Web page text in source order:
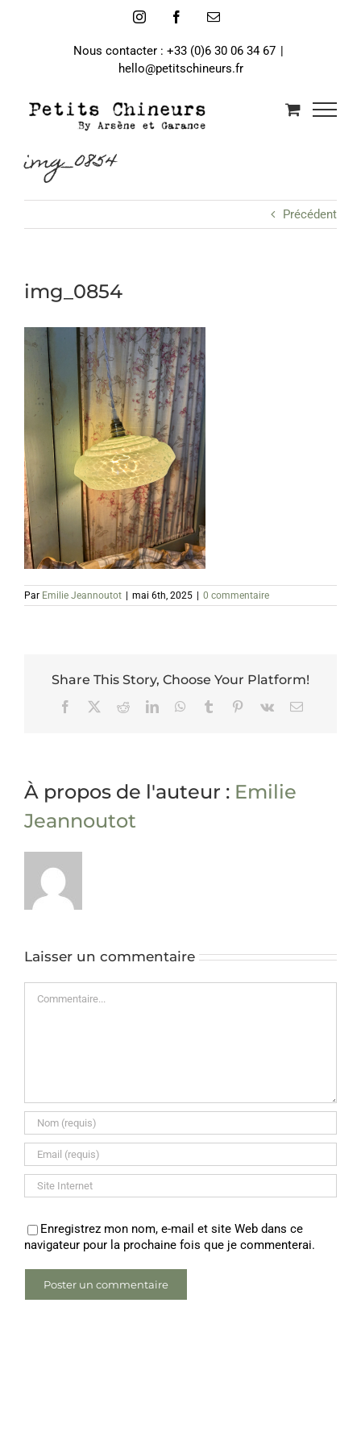
InstagramFacebookEmail
Nous contacter : +33 (0)6 30 06 34 67 |
hello@petitschineurs.fr
img_0854
Précédent
img_0854
Par Emilie Jeannoutot mai 6th, 2025 0 commentaire
Share This Story, Choose Your Platform!
Facebook RedditLinkedInWhatsApp
Tumblr Pinterest
Vk Email
À propos de l'auteur : Emilie
Jeannoutot
Laisser un commentaire
Enregistrez mon nom, e-mail et site Web dans ce
navigateur pour la prochaine fois que je commenterai.